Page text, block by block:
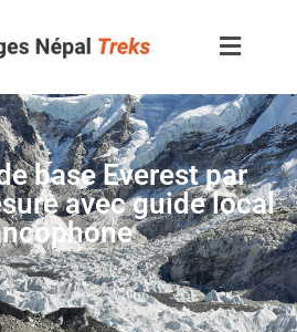
base Everest par
avec guide local